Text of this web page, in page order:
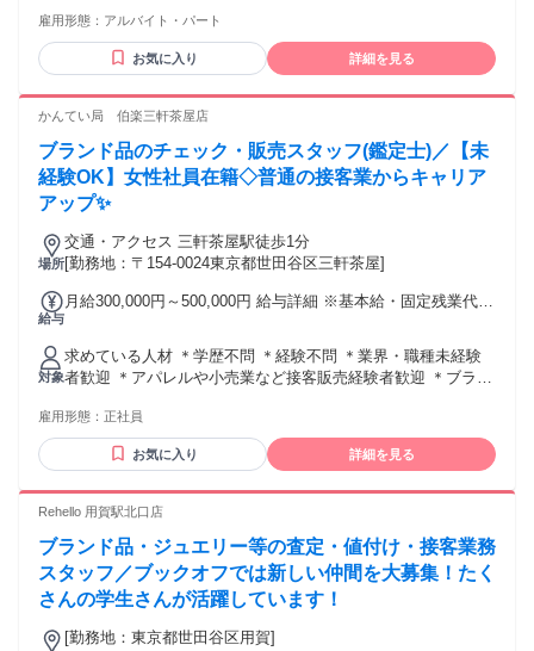
╭━━━━━━━━━━╮ こんな方にピッタリ！ ╰━━ｖ
━━━━━━━╯ ✅ 授業やサークルと両立して楽しく働きた
い ✅ 就活で話せる経験を作りたい ✅ 活気ある「下北沢」の
型・髪色・ピアスOK＞ ※派手すぎない範囲（社内規定あり）
雇用形態： アルバイト・パート
お気に入り 詳細を見る
かんてい局 伯楽三軒茶屋店
ブランド品のチェック・販売スタッフ(鑑定士)／【未
経験OK】女性社員在籍◇普通の接客業からキャリア
アップ✨
場所
交通・アクセス 三軒茶屋駅徒歩1分
[勤務地：〒154-0024東京都世田谷区三軒茶屋]
給与
月給300,000円～500,000円 給与詳細 ※基本給・固定残業代の
あり 1ヶ月あたり3万6000円 〜 6万7000円（固定残業時間：1
ヶ月あたり22時間） 固定残業時間を超えた勤務時間について
は別途残業代を支給する 【一律手当】 全員に一律で支払われ
る通勤・皆勤・家族手当金額：なし 全員に一律で支払われる
★経験､年齢､能力､前職の給料を最大限考慮し決定
対象
求めている人材 ＊学歴不問 ＊経験不問 ＊業界・職種未経験
者歓迎 ＊アパレルや小売業など接客販売経験者歓迎 ＊ブラン
雇用形態： 正社員
お気に入り 詳細を見る
Rehello 用賀駅北口店
ブランド品・ジュエリー等の査定・値付け・接客業務
スタッフ／ブックオフでは新しい仲間を大募集！たく
さんの学生さんが活躍しています！
[勤務地：東京都世田谷区用賀]